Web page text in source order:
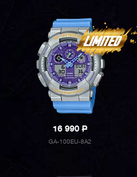
16 990P
GA-100EU-8A2